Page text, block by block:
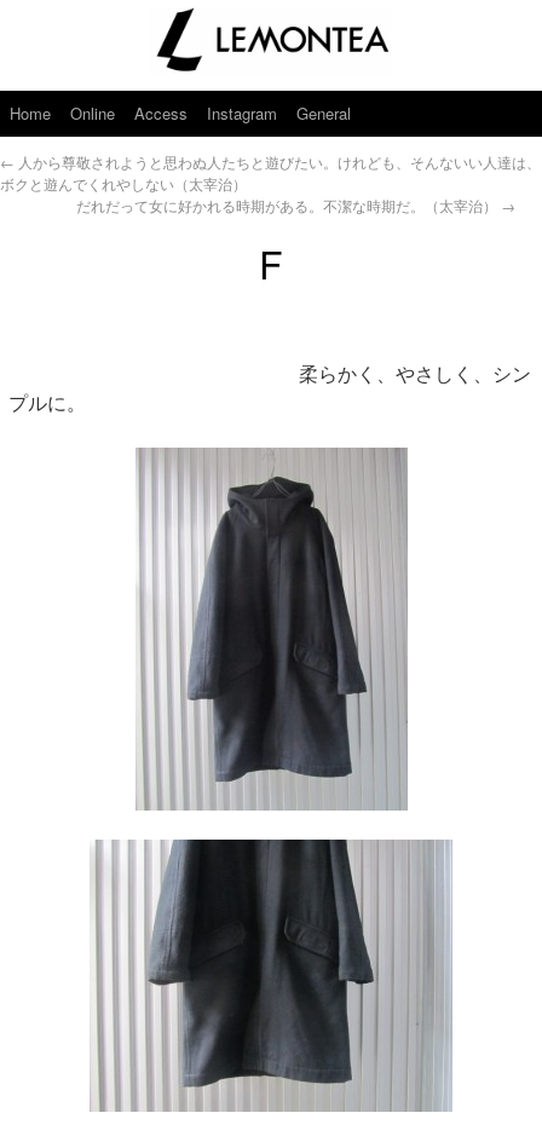
Home Online Access Instagram General
← 人から尊敬されようと思わぬ人たちと遊びたい。けれども、そんないい人達は、
ボクと遊んでくれやしない（太宰治）
だれだって女に好かれる時期がある。不潔な時期だ。（太宰治） →
F
柔らかく、やさしく、シン
プルに。